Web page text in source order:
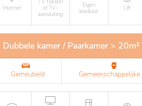
Internet
TV toestel
of TV-
aansluiting
Eigen
koelkast
Lift
Dubbele kamer / Paarkamer > 20m²
Gemeubeld